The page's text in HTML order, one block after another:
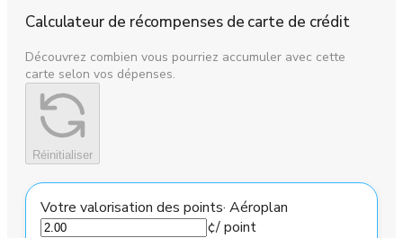
Calculateur de récompenses de carte de crédit
Découvrez combien vous pourriez accumuler avec cette
carte selon vos dépenses.
Réinitialiser
Votre valorisation des points· Aéroplan
¢/ point